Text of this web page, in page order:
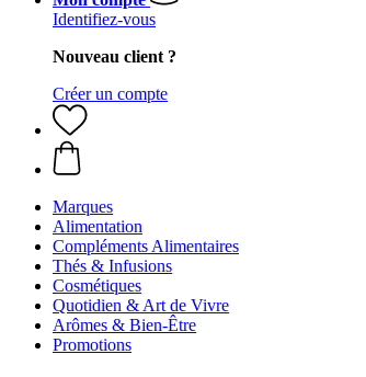
Identifiez-vous
Nouveau client ?
Créer un compte
Marques
Alimentation
Compléments Alimentaires
Thés & Infusions
Cosmétiques
Quotidien & Art de Vivre
Arômes & Bien-Être
Promotions